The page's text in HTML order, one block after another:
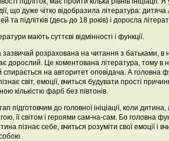
що дуже чітко відобразила література: дитяча
та підлітків (десь до 18 років) і доросла
мають суттєві відмінності і функції.
зазвичай розрахована на читання з батьками, в
дорослий. Це коментована література, тому в
на авторитет оповідача. А головна
світ, емоції, вчиться будувати прості
кількістю фарб без півтонів.
підготовчим до головної ініціації, коли дитина,
її світом і героями сам-на-сам. Бо головна
пізнає себе, вчиться розуміти свої емоції і